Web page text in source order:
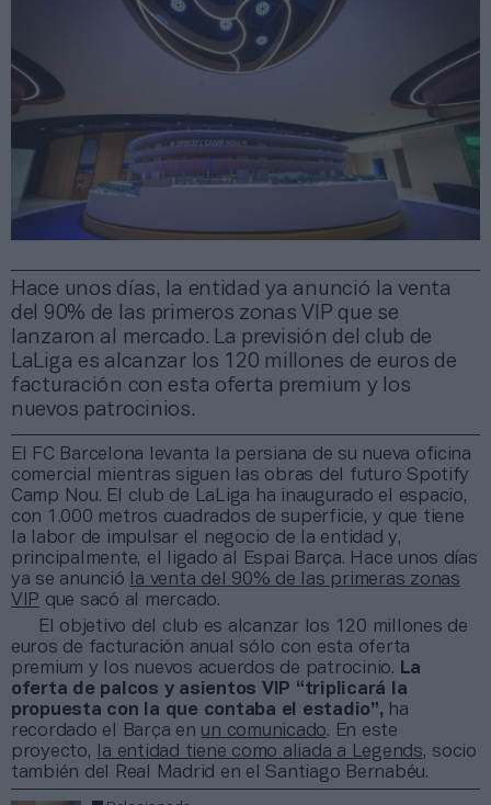
Hace unos días, la entidad ya anunció la venta
del 90% de las primeros zonas VIP que se
lanzaron al mercado. La previsión del club de
LaLiga es alcanzar los 120 millones de euros de
facturación con esta oferta premium y los
nuevos patrocinios.
El FC Barcelona levanta la persiana de su nueva oficina
comercial mientras siguen las obras del futuro Spotify
Camp Nou. El club de LaLiga ha inaugurado el espacio,
con 1.000 metros cuadrados de superficie, y que tiene
la labor de impulsar el negocio de la entidad y,
principalmente, el ligado al Espai Barça. Hace unos días
ya se anunció
la venta del 90% de las primeras zonas
VIP que sacó al mercado.
El objetivo del club es alcanzar los 120 millones de
euros de facturación anual sólo con esta oferta
premium y los nuevos acuerdos de patrocinio. La
oferta de palcos y asientos VIP “triplicará la
propuesta con la que contaba el estadio”, ha
recordado el Barça en un comunicado. En este
proyecto,
la entidad tiene como aliada a Legends, socio
también del Real Madrid en el Santiago Bernabéu.